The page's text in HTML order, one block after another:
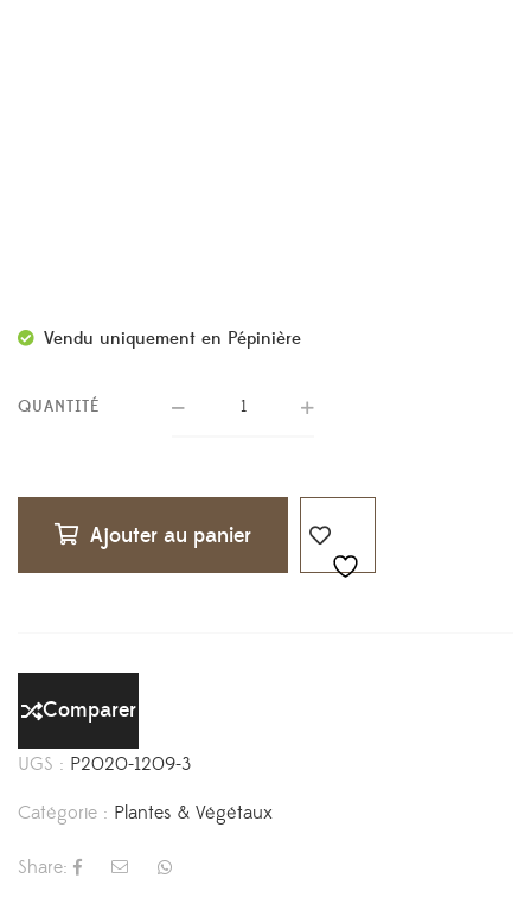
Vendu uniquement en Pépinière
QUANTITÉ
Ajouter au panier
Comparer
UGS : P2020-1209-3
Catégorie : Plantes & Végétaux
Share: